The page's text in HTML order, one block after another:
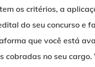
os critérios, a
do seu concurso e
que você está
cobradas no seu cargo.